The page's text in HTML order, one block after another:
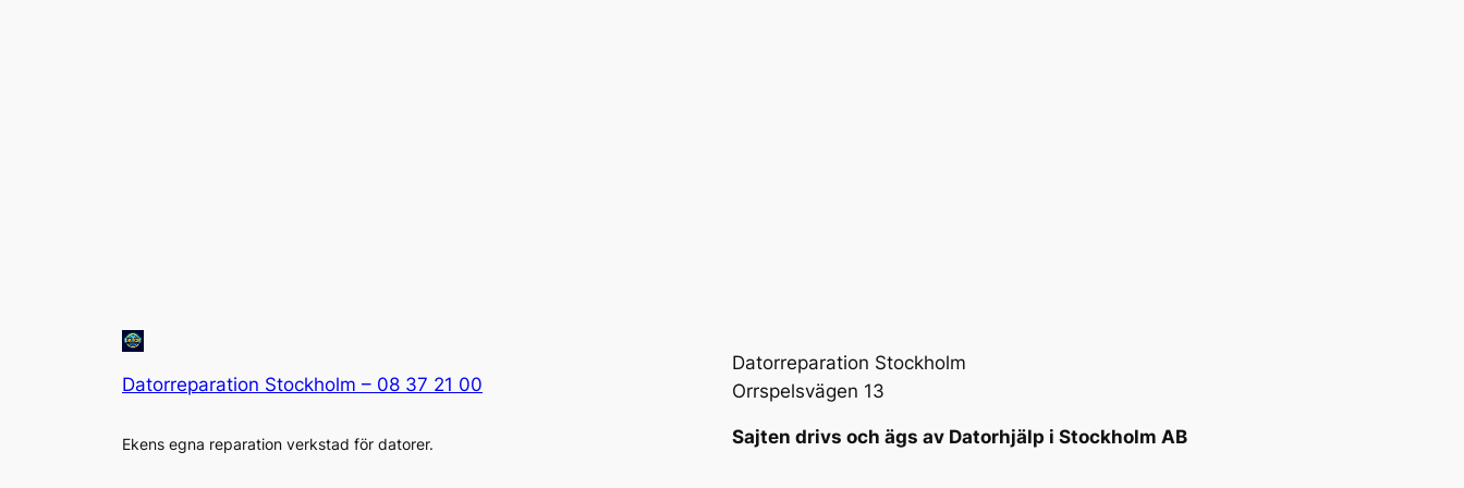
Datorreparation Stockholm – 08 37 21 00
Ekens egna reparation verkstad för datorer.
Datorreparation Stockholm
Orrspelsvägen 13
Sajten drivs och ägs av Datorhjälp i Stockholm AB